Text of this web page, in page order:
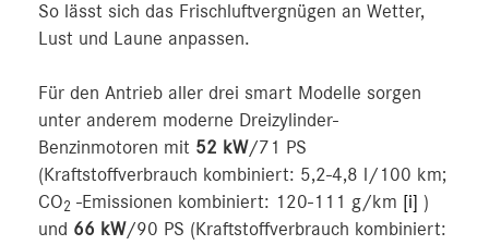
So lässt sich das Frischluftvergnügen an Wetter,
Lust und Laune anpassen.
Für den Antrieb aller drei smart Modelle sorgen
unter anderem moderne Dreizylinder-
Benzinmotoren mit 52 kW/71 PS
(Kraftstoffverbrauch kombiniert: 5,2-4,8 l/100 km;
CO2 -Emissionen kombiniert: 120-111 g/km [i] )
und 66 kW/90 PS (Kraftstoffverbrauch kombiniert: